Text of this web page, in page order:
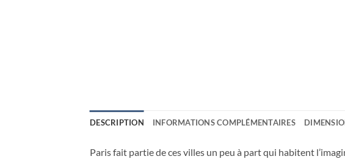
DESCRIPTION INFORMATIONS COMPLÉMENTAIRES
Paris fait partie de ces villes un peu à part qui habitent